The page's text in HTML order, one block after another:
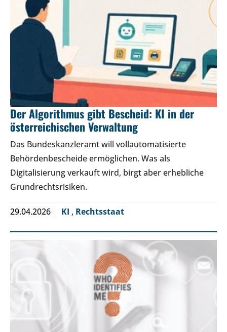
Der Algorithmus gibt Bescheid: KI in der
österreichischen Verwaltung
Das Bundeskanzleramt will vollautomatisierte
Behördenbescheide ermöglichen. Was als
Digitalisierung verkauft wird, birgt aber erhebliche
Grundrechtsrisiken.
29.04.2026 KI , Rechtsstaat